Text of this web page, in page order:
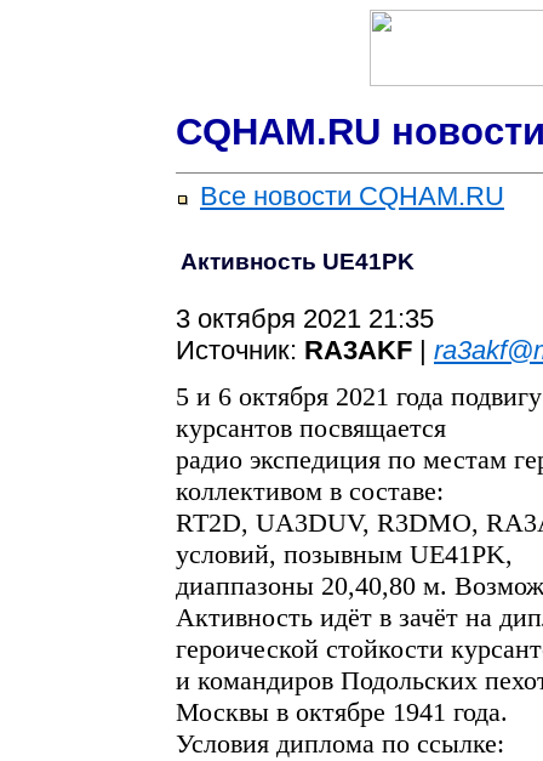
CQHAM.RU
Все новости CQHAM.RU
Активность UE41PK
3 октября 2021 21:35
Источник: RA3AKF
5 и 6 октября 2021 года
курсантов посвящается
радио экспедиция по местам
коллективом в составе:
RT2D, UA3DUV, R3DMO,
условий, позывным UE41PK,
диаппазоны 20,40,80 м.
Активность идёт в зачёт на
героической стойкости
и командиров Подольских
Москвы в октябре 1941 года.
Условия диплома по ссылке: